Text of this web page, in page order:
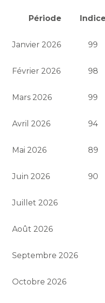
Période Indice
Janvier 2026 99
Février 2026 98
Mars 2026 99
Avril 2026 94
Mai 2026 89
Juin 2026 90
Juillet 2026
Août 2026
Septembre 2026
Octobre 2026